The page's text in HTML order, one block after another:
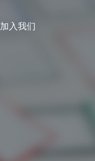
加入我们